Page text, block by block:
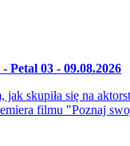
03 - 09.08.2026
skupiła się na
filmu "Poznaj